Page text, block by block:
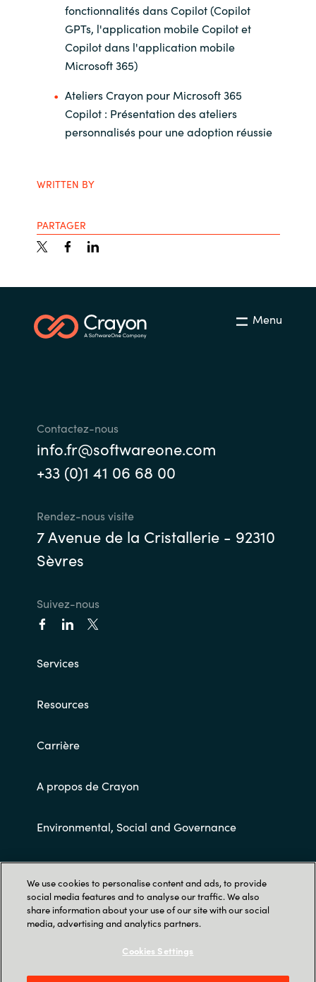
Slovenia
Singapore
Spain
Sri Lanka
United Kingdom
United States
fonctionnalités dans Copilot (Copilot
GPTs, l'application mobile Copilot et
Copilot dans l'application mobile
Microsoft 365)
Ateliers Crayon pour Microsoft 365
Copilot : Présentation des ateliers
personnalisés pour une adoption réussie
WRITTEN BY
PARTAGER
Menu
Contactez-nous
info.fr@softwareone.com
+33 (0)1 41 06 68 00
Rendez-nous visite
7 Avenue de la Cristallerie - 92310
Sèvres
Suivez-nous
Services
Resources
Carrière
A propos de Crayon
Environmental, Social and Governance
Conditions Générales de Ventes
We use cookies to personalise content and ads, to provide
social media features and to analyse our traffic. We also
share information about your use of our site with our social
media, advertising and analytics partners.
Cookies Settings